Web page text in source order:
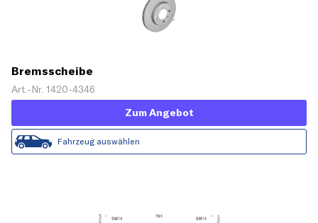
Bremsscheibe
Art.-Nr. 1420-4346
Zum Angebot
Fahrzeug auswählen